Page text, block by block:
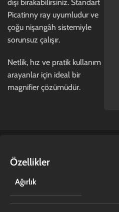
dışı bırakabilirsiniz. Standart
Picatinny ray uyumludur ve
çoğu nişangâh sistemiyle
sorunsuz çalışır.
Netlik, hız ve pratik kullanım
arayanlar için ideal bir
magnifier çözümüdür.
Özellikler
Ağırlık